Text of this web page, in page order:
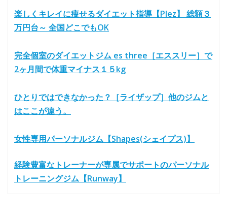
楽しくキレイに痩せるダイエット指導【Plez】 総額３
万円台～ 全国どこでもOK
完全個室のダイエットジム es three［エススリー］で
2ヶ月間で体重マイナス１５kg
ひとりではできなかった？［ライザップ］他のジムと
はここが違う。
女性専用パーソナルジム【Shapes(シェイプス)】
経験豊富なトレーナーが専属でサポートのパーソナル
トレーニングジム【Runway】